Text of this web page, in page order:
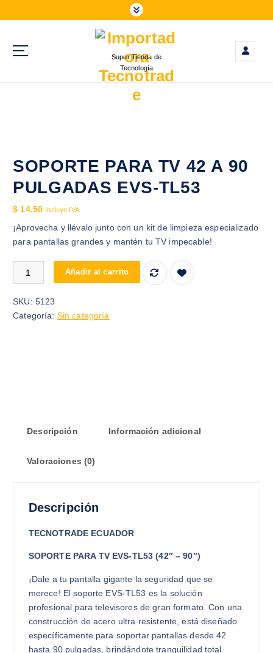
a
Super Tienda de
Tecnología
SOPORTE PARA TV 42 A 90
PULGADAS EVS-TL53
$ 14.50 Incluye IVA
¡Aprovecha y llévalo junto con un kit de limpieza especializado
para pantallas grandes y mantén tu TV impecable!
SOPORTE PARA TV 42 A 90 PULGADAS EVS-TL53 cantidad
Añadir al carrito
SKU: 5123
Categoría: Sin categoría
Descripción Información adicional
Valoraciones (0)
Descripción
TECNOTRADE ECUADOR
SOPORTE PARA TV EVS-TL53 (42″ – 90″)
¡Dale a tu pantalla gigante la seguridad que se
merece! El soporte EVS-TL53 es la solución
profesional para televisores de gran formato. Con una
construcción de acero ultra resistente, está diseñado
específicamente para soportar pantallas desde 42
hasta 90 pulgadas, brindándote tranquilidad total